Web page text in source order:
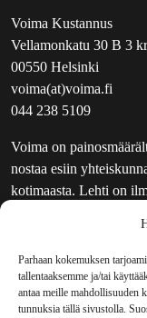
Parhaan kokemuksen
tallentaaksemme ja/tai
antaa meille mahdollisuuden
tunnuksia tällä sivustolla.
Voima Kustannus
Vellamonkatu 30 B 3
00550 Helsinki
voima(at)voima.fi
044 238 5109
Voima on
nostaa esiin
kotimaasta. Lehti on
UUTISKIRJE
MAINOSTAJILLE
VASTAMAINOKSET